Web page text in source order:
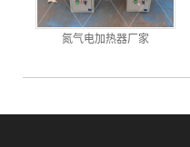
氮气电加热器厂家